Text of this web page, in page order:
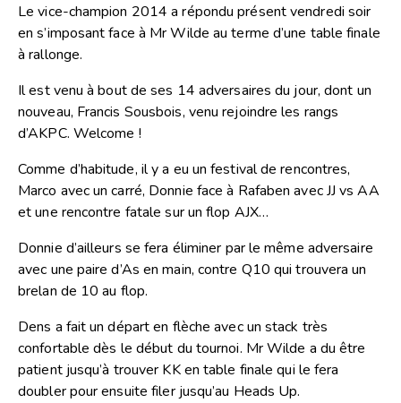
Le vice-champion 2014 a répondu présent vendredi soir
en s’imposant face à Mr Wilde au terme d’une table finale
à rallonge.
Il est venu à bout de ses 14 adversaires du jour, dont un
nouveau, Francis Sousbois, venu rejoindre les rangs
d’AKPC. Welcome !
Comme d’habitude, il y a eu un festival de rencontres,
Marco avec un carré, Donnie face à Rafaben avec JJ vs AA
et une rencontre fatale sur un flop AJX…
Donnie d’ailleurs se fera éliminer par le même adversaire
avec une paire d’As en main, contre Q10 qui trouvera un
brelan de 10 au flop.
Dens a fait un départ en flèche avec un stack très
confortable dès le début du tournoi. Mr Wilde a du être
patient jusqu’à trouver KK en table finale qui le fera
doubler pour ensuite filer jusqu’au Heads Up.